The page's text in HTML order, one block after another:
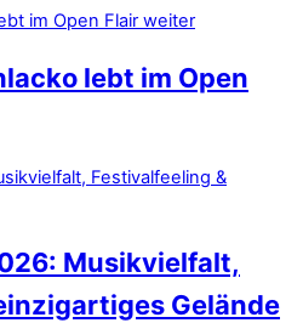
lebt im Open
Musikvielfalt,
Gelände